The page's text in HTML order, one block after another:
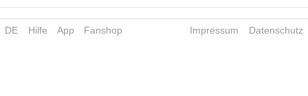
DE Hilfe App Fanshop Impressum Datenschutz